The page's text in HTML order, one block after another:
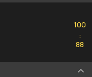
100
:88
88